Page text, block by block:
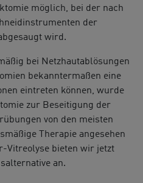
möglich, bei der nach
der
wird.
bei Netzhautablösungen
bekanntermaßen eine
eintreten können, wurde
zur Beseitigung der
von den meisten
Therapie angesehen
Vitreolyse bieten wir jetzt
an.